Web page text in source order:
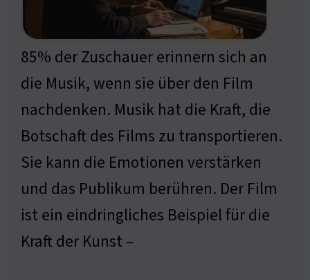
85% der Zuschauer erinnern sich an
die Musik, wenn sie über den Film
nachdenken. Musik hat die Kraft, die
Botschaft des Films zu transportieren.
Sie kann die Emotionen verstärken
und das Publikum berühren. Der Film
ist ein eindringliches Beispiel für die
Kraft der Kunst –